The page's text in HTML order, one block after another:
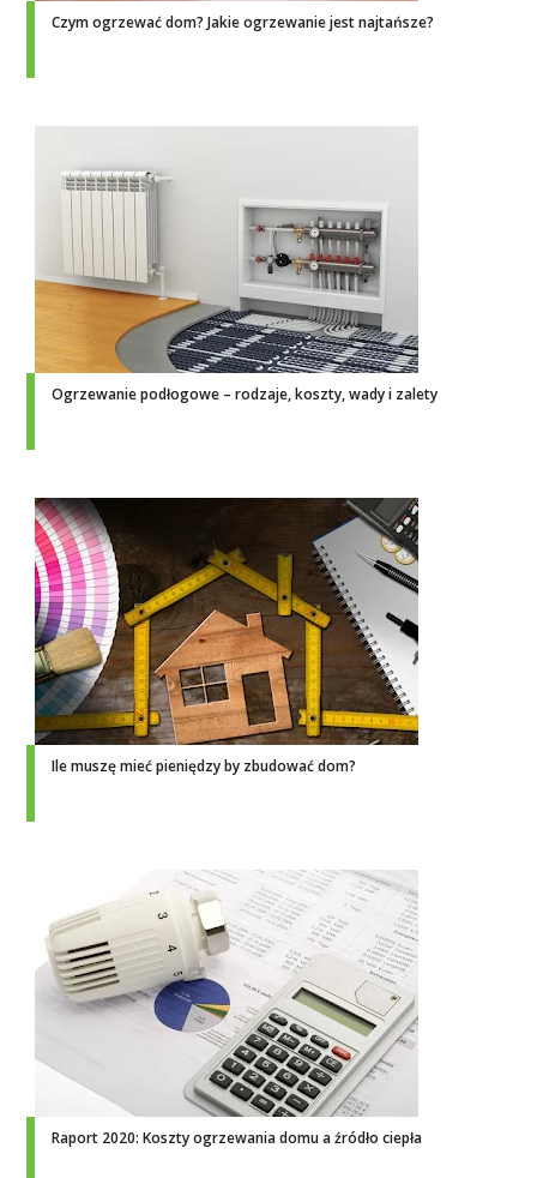
Czym ogrzewać dom? Jakie ogrzewanie jest najtańsze?
Ogrzewanie podłogowe – rodzaje, koszty, wady i zalety
Ile muszę mieć pieniędzy by zbudować dom?
Raport 2020: Koszty ogrzewania domu a źródło ciepła